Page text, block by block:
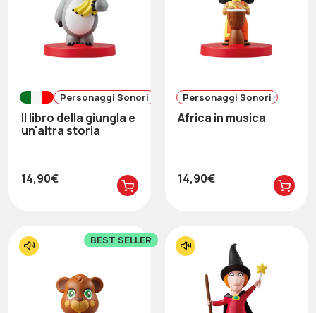
Personaggi Sonori
Il libro della giungla e
un'altra storia
14,90€
Personaggi Sonori
Africa in musica
14,90€
BEST SELLER